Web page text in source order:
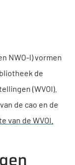
NWO-I) vormen
de
(WVOI).
de cao en de
van de WVOI.